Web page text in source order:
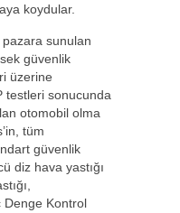
koydular.
pazara sunulan
güvenlik
üzerine
testleri sonucunda
otomobil olma
tüm
güvenlik
diz hava yastığı
Denge Kontrol